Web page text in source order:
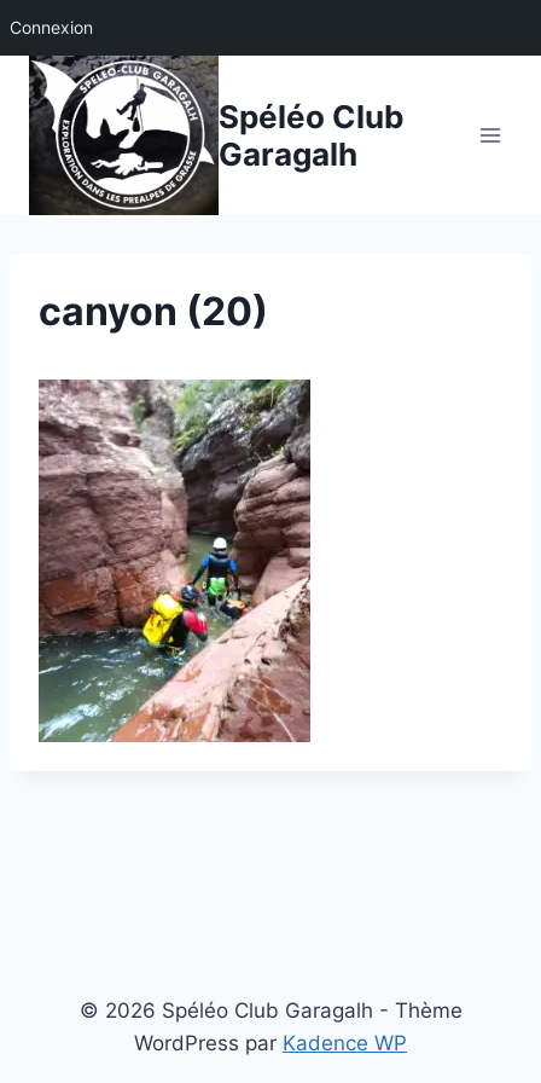
Connexion
Aller
contenu
Spéléo Club
Garagalh
canyon (20)
© 2026 Spéléo Club Garagalh - Thème
WordPress par Kadence WP